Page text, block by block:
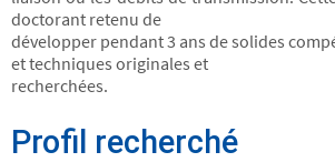
doctorant retenu de
développer pendant 3 ans de solides
et techniques originales et
recherchées.
Profil recherché